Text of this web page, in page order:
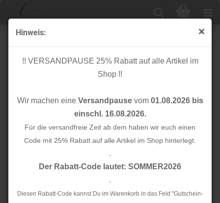
Hinweis:
!! VERSANDPAUSE 25% Rabatt auf alle Artikel im
Shop !!
Wir machen eine Versandpausevom 01.08.2026 bis
einschl. 16.08.2026.
Für die versandfreie Zeit ab dem haben wir euch einen
Code mit 25% Rabatt auf alle Artikel im Shop hinterlegt.
.
Der Rabatt-Code lautet: SOMMER2026
.
Diesen Rabatt-Code kannst Du im Warenkorb in das Feld "Gutschein-
Baumwolle - Solasa Specks - Luna & Laurel - Art
Gallery Fabrics